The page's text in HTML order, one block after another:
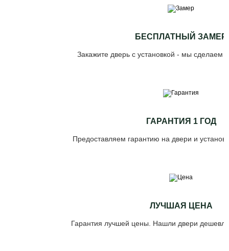
БЕСПЛАТНЫЙ ЗАМЕР
Закажите дверь с установкой - мы сделаем
ГАРАНТИЯ 1 ГОД
Предоставляем гарантию на двери и
ЛУЧШАЯ ЦЕНА
Гарантия лучшей цены. Нашли двери